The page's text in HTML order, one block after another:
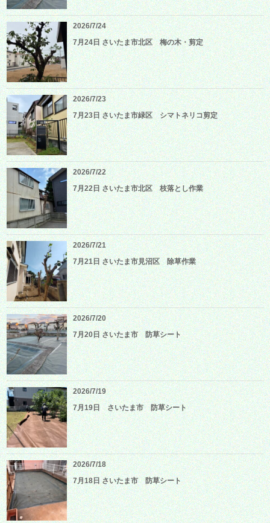
2026/7/24
7月24日 さいたま市北区 梅の木・剪定
2026/7/23
7月23日 さいたま市緑区 シマトネリコ剪定
2026/7/22
7月22日 さいたま市北区 枝落とし作業
2026/7/21
7月21日 さいたま市見沼区 除草作業
2026/7/20
7月20日 さいたま市 防草シート
2026/7/19
7月19日 さいたま市 防草シート
2026/7/18
7月18日 さいたま市 防草シート